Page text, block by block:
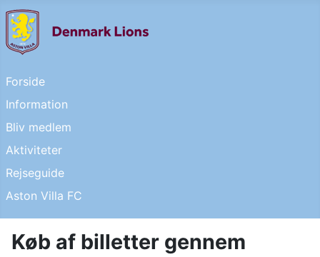
Forside
Information
Bliv medlem
Aktiviteter
Rejseguide
Aston Villa FC
Køb af billetter gennem